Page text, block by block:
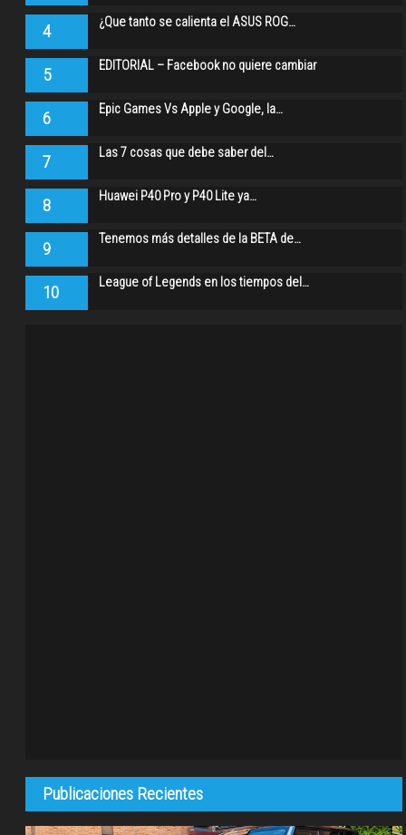
4 ¿Que tanto se calienta el ASUS ROG…
5 EDITORIAL – Facebook no quiere cambiar
6 Epic Games Vs Apple y Google, la…
7 Las 7 cosas que debe saber del…
8 Huawei P40 Pro y P40 Lite ya…
9 Tenemos más detalles de la BETA de…
10 League of Legends en los tiempos del…
Publicaciones Recientes